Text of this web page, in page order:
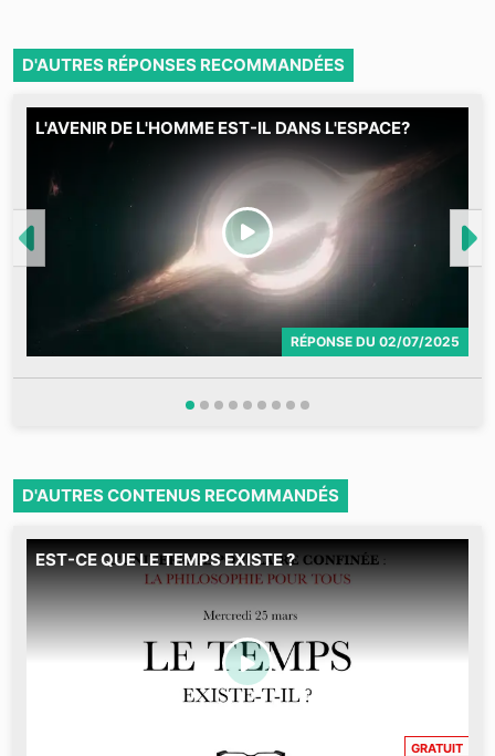
D'AUTRES RÉPONSES RECOMMANDÉES
L'AVENIR DE L'HOMME EST-IL DANS L'ESPACE?
RÉPONSE DU 02/07/2025
D'AUTRES CONTENUS RECOMMANDÉS
EST-CE QUE LE TEMPS EXISTE ?
GRATUIT